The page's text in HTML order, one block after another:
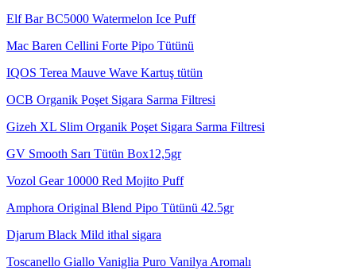
Elf Bar BC5000 Watermelon Ice Puff
Mac Baren Cellini Forte Pipo Tütünü
IQOS Terea Mauve Wave Kartuş tütün
OCB Organik Poşet Sigara Sarma Filtresi
Gizeh XL Slim Organik Poşet Sigara Sarma Filtresi
GV Smooth Sarı Tütün Box12,5gr
Vozol Gear 10000 Red Mojito Puff
Amphora Original Blend Pipo Tütünü 42.5gr
Djarum Black Mild ithal sigara
Toscanello Giallo Vaniglia Puro Vanilya Aromalı